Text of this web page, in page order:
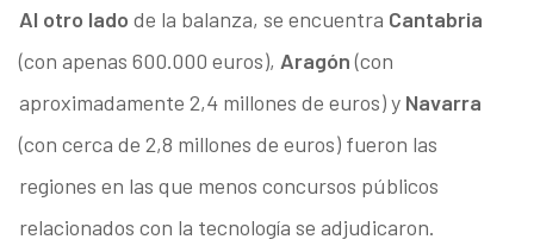
Al otro lado de la balanza, se encuentra Cantabria
(con apenas 600.000 euros), Aragón(con
aproximadamente 2,4 millones de euros) y Navarra
(con cerca de 2,8 millones de euros) fueron las
regiones en las que menos concursos públicos
relacionados con la tecnología se adjudicaron.